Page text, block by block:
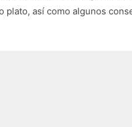
así como algunos